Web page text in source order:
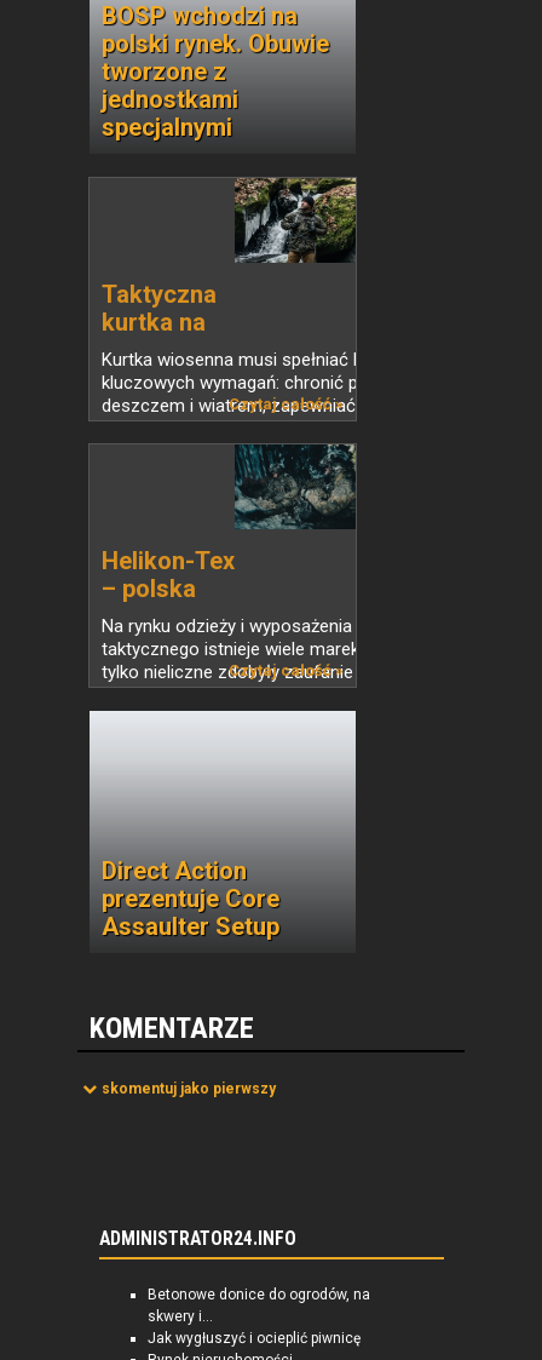
BOSP wchodzi na
polski rynek. Obuwie
tworzone z
jednostkami
specjalnymi
Taktyczna
kurtka na
wiosnę...
Kurtka wiosenna musi spełniać kilka
kluczowych wymagań: chronić przed
deszczem i wiatrem, zapewniać swobodę
ruchów oraz skuteczną wentylację
podczas intensywnego wysiłku. Helikon-
Tex oferuje szereg...
Czytaj całość »
Helikon-Tex
– polska
marka z...
Na rynku odzieży i wyposażenia
taktycznego istnieje wiele marek, ale
tylko nieliczne zdobyły zaufanie zarówno
profesjonalistów, jak i pasjonatów
outdooru. Jedną z nich jest Helikon-Tex –
Czytaj całość »
Direct Action
prezentuje Core
Assaulter Setup
KOMENTARZE
skomentuj jako pierwszy
ADMINISTRATOR24.INFO
Betonowe donice do ogrodów, na
skwery i...
Jak wygłuszyć i ocieplić piwnicę